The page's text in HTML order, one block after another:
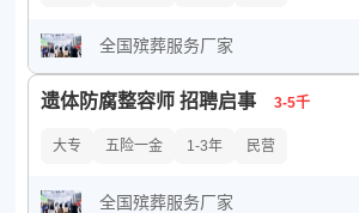
全国殡葬服务厂家
遗体防腐整容师 招聘启事 3-5千
大专 五险一金 1-3年 民营
全国殡葬服务厂家